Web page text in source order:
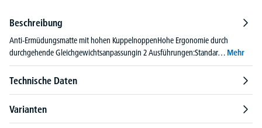
Beschreibung
Anti-Ermüdungsmatte mit hohen KuppelnoppenHohe Ergonomie durch
durchgehende Gleichgewichtsanpassungin 2 Ausführungen:Standar… Mehr
Technische Daten
Varianten